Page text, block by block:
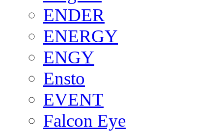
ENDER
ENERGY
ENGY
Ensto
EVENT
Falcon Eye